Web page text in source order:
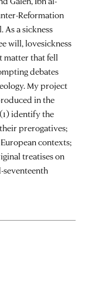
Reformation
a sickness
will, lovesickness
matter that fell
debates
My project
in the
identify the
prerogatives;
contexts;
treatises on
seventeenth